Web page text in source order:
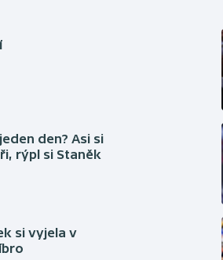
den? Asi si
rýpl si Staněk
si vyjela v